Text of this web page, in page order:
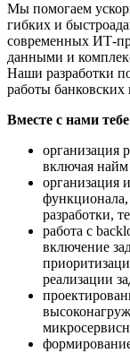
Мы помогаем
гибких и
современных ИТ-
данными и
Наши разработки
работы банковских
Вместе с нами
организация
включая
организация
функционала,
разработки,
работа с
включение
реализации